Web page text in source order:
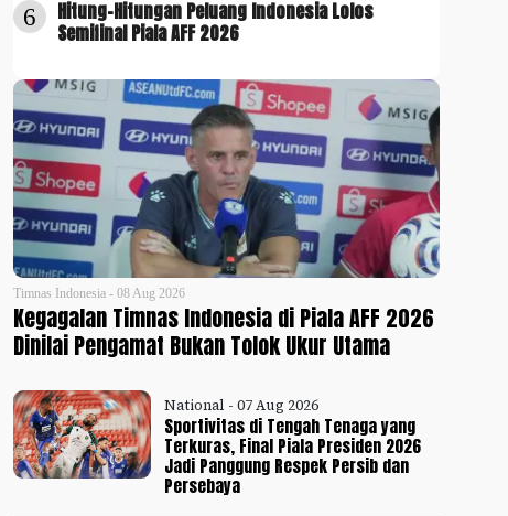
6
Hitung-Hitungan Peluang Indonesia Lolos
Semifinal Piala AFF 2026
Timnas Indonesia - 08 Aug 2026
Kegagalan Timnas Indonesia di Piala AFF 2026
Dinilai Pengamat Bukan Tolok Ukur Utama
National - 07 Aug 2026
Sportivitas di Tengah Tenaga yang
Terkuras, Final Piala Presiden 2026
Jadi Panggung Respek Persib dan
Persebaya